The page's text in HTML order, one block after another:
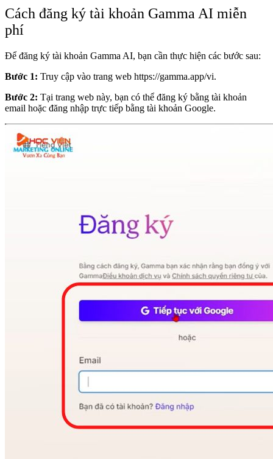
Cách đăng ký tài khoản Gamma AI miễn
phí
Để đăng ký tài khoản Gamma AI, bạn cần thực hiện các bước sau:
Bước 1: Truy cập vào trang web https://gamma.app/vi.
Bước 2: Tại trang web này, bạn có thể đăng ký bằng tài khoản
email hoặc đăng nhập trực tiếp bằng tài khoản Google.